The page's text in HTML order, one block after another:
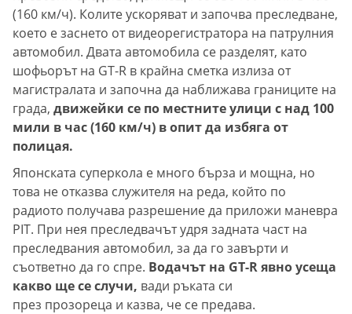
(160 км/ч). Колите ускоряват и започва преследване,
което е заснето от видеорегистратора на патрулния
автомобил. Двата автомобила се разделят, като
шофьорът на GT-R в крайна сметка излиза от
магистралата и започна да наближава границите на
града, движейки се по местните улици с над 100
мили в час (160 км/ч) в опит да избяга от
полицая.
Японската суперкола е много бърза и мощна, но
това не отказва служителя на реда, който по
радиото получава разрешение да приложи маневра
PIT. При нея преследвачът удря задната част на
преследвания автомобил, за да го завърти и
съответно да го спре. Водачът на GT-R явно усеща
какво ще се случи, вади ръката си
през прозореца и казва, че се предава.